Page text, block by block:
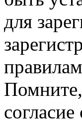
для
согласие